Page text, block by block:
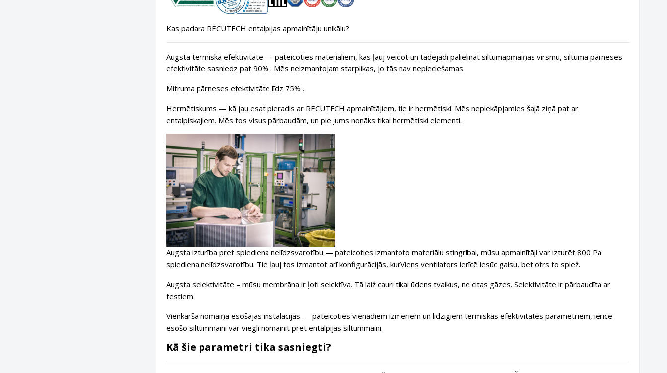
Kas padara RECUTECH entalpijas apmainītāju unikālu?
Augsta termiskā efektivitāte — pateicoties materiāliem, kas ļauj veidot un tādējādi palielināt siltumapmaiņas virsmu, siltuma pārneses
efektivitāte sasniedz pat 90% . Mēs neizmantojam starplikas, jo tās nav nepieciešamas.
Mitruma pārneses efektivitāte līdz 75% .
Hermētiskums — kā jau esat pieradis ar RECUTECH apmainītājiem, tie ir hermētiski. Mēs nepiekāpjamies šajā ziņā pat ar
entalpiskajiem. Mēs tos visus pārbaudām, un pie jums nonāks tikai hermētiski elementi.
Augsta izturība pret spiediena nelīdzsvarotību — pateicoties izmantoto materiālu stingrībai, mūsu apmainītāji var izturēt 800 Pa
spiediena nelīdzsvarotību. Tie ļauj tos izmantot arī konfigurācijās, kurViens ventilators ierīcē iesūc gaisu, bet otrs to spiež.
Augsta selektivitāte – mūsu membrāna ir ļoti selektīva. Tā laiž cauri tikai ūdens tvaikus, ne citas gāzes. Selektivitāte ir pārbaudīta ar
testiem.
Vienkārša nomaiņa esošajās instalācijās — pateicoties vienādiem izmēriem un līdzīgiem termiskās efektivitātes parametriem, ierīcē
esošo siltummaini var viegli nomainīt pret entalpijas siltummaini.
Kā šie parametri tika sasniegti?